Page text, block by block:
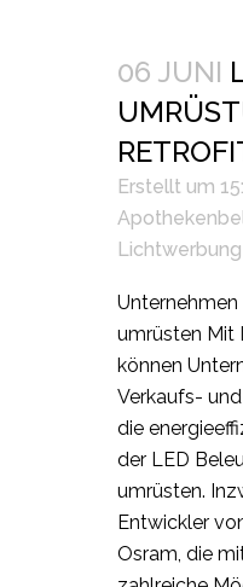
06 JUNI
Erstellt um
Lichtwerbung
umrüsten Mit
können
Verkaufs-
die
der LED
umrüsten.
Entwickler
Osram, die